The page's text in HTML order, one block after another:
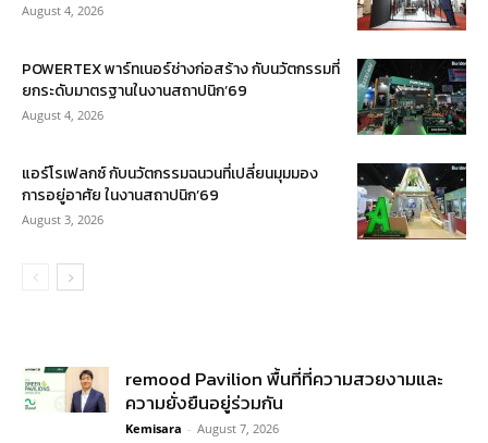
August 4, 2026
POWERTEX พาร์ทเนอร์ช่างก่อสร้าง กับนวัตกรรมที่
ยกระดับมาตรฐานในงานสถาปนิก’69
August 4, 2026
แอร์โรเฟลกซ์ กับนวัตกรรมฉนวนที่เปลี่ยนมุมมอง
การอยู่อาศัย ในงานสถาปนิก’69
August 3, 2026
remood Pavilion พื้นที่ที่ความสวยงามและ
ความยั่งยืนอยู่ร่วมกัน
Kemisara - August 7, 2026